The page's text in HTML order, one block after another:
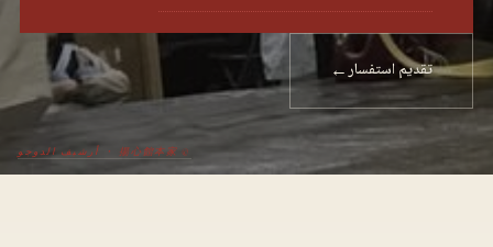
© 揚心館本家 ・ أرشيف الدوجو
تقديم استفسار←